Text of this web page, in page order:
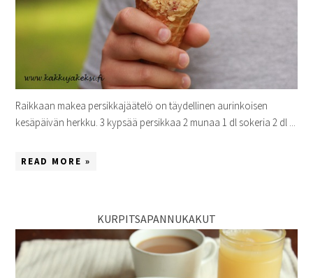
Raikkaan makea persikkajäätelö on täydellinen aurinkoisen
kesäpäivän herkku. 3 kypsää persikkaa 2 munaa 1 dl sokeria 2 dl ...
READ MORE »
KURPITSAPANNUKAKUT